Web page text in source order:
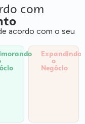
com
acordo com o seu
Expandindo
o
Negócio